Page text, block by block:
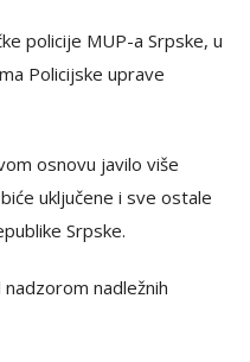
policije MUP-a Srpske, u
Policijske uprave
osnovu javilo više
uključene i sve ostale
Srpske.
nadležnih